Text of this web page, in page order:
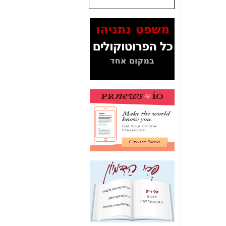
המסמכים בנושא בזק-
Yes (תיק 4000)
לאיש הלא נכון! -כאן
עובדות ומסמכים
האם ביבי כשר
תקשורת עזר לקב'
בזק? -כאן
מה מקור ה-Fake
News שהביא לתפירת
תיק לביבי והעלמת
החשודים הנכונים -כאן
אחת הרגליים של "תיק
4000 התפור"
התמוטטה היום
בניצחון (כפול) של בזק
-
כאן
איך כתבות מפנקות